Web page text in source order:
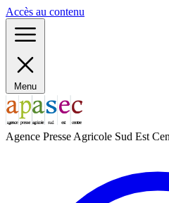
Accès au contenu
Menu
Agence Presse Agricole Sud Est
Panneau de gestion des cookies